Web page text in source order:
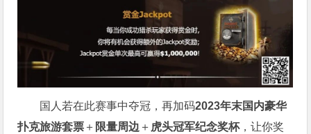
国人若在此赛事中夺冠，再加码2023年末国内豪华
扑克旅游套票 ＋ 限量周边 ＋ 虎头冠军纪念奖杯，让你奖